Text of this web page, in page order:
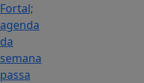
Fortal;
agenda
da
semana
passa